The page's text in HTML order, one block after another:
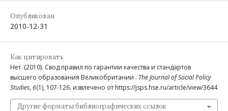
Опубликован
2010-12-31
Как цитировать
Нет. (2010). Свод правил по гарантии качества и стандартов
высшего образования Великобритании . The Journal of Social Policy
Studies, 6(1), 107-126. извлечено от https://jsps.hse.ru/article/view/3644
Другие форматы библиографических ссылок